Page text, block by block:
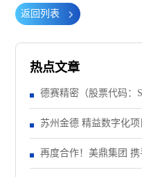
返回列表
热点文章
德赛精密（股票代码：
精益注塑项目！
苏州金德 精益数字化
再度合作！美鼎集团